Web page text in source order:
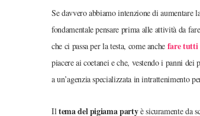
Se davvero abbiamo intenzione di aumentare
fondamentale pensare prima alle attività da
che ci passa per la testa, come anche fare tutti
piacere ai coetanei e che, vestendo i panni
a un’agenzia specializzata in intrattenimento
Iltema del pigiama partyè sicuramente da